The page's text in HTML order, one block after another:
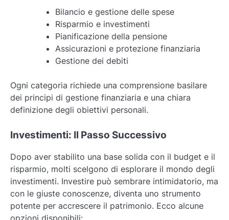
Bilancio e gestione delle spese
Risparmio e investimenti
Pianificazione della pensione
Assicurazioni e protezione finanziaria
Gestione dei debiti
Ogni categoria richiede una comprensione basilare
dei principi di gestione finanziaria e una chiara
definizione degli obiettivi personali.
Investimenti: Il Passo Successivo
Dopo aver stabilito una base solida con il budget e il
risparmio, molti scelgono di esplorare il mondo degli
investimenti. Investire può sembrare intimidatorio, ma
con le giuste conoscenze, diventa uno strumento
potente per accrescere il patrimonio. Ecco alcune